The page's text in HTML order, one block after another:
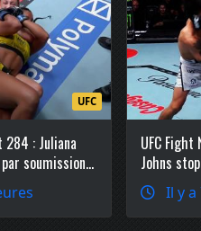
UFC
284 : Juliana
soumission
face à
UFC
Johns
TKO au
Il y